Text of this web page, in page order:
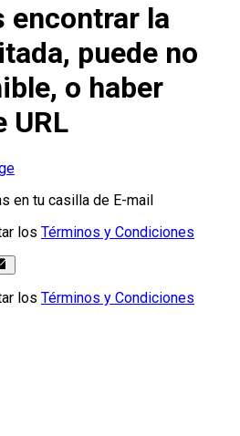
encontrar la
puede no
o haber
URL
en tu casilla de E-mail
los Términos y Condiciones
los Términos y Condiciones